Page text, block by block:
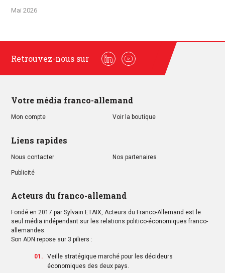
Mai 2026
Retrouvez-nous sur
LinkedinYoutube
Votre média franco-allemand
Mon compte Voir la boutique
Liens rapides
Nous contacter Nos partenaires
Publicité
Acteurs du franco-allemand
Fondé en 2017 par Sylvain ETAIX, Acteurs du Franco-Allemand est le
seul média indépendant sur les relations politico-économiques franco-
allemandes.
Son ADN repose sur 3 piliers :
Veille stratégique marché pour les décideurs
économiques des deux pays.